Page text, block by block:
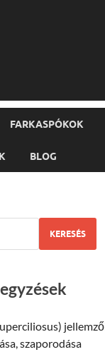
FARKASPÓKOK
BLOG
KERESÉS
szaporodása